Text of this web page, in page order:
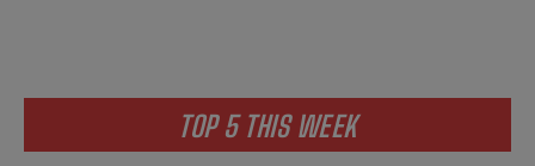
TOP 5 THIS WEEK